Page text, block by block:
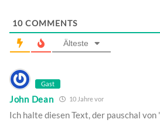
10 COMMENTS
Älteste
Gast
John Dean 10 Jahre vor
Ich halte diesen Text, der pauschal von